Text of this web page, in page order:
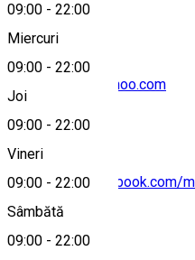
09:00 - 22:00
Miercuri
09:00 - 22:00
Joi
09:00 - 22:00
Vineri
09:00 - 22:00
Sâmbătă
09:00 - 22:00
Cristy_ioana@yahoo.com
https://www.facebook.com/
Despre